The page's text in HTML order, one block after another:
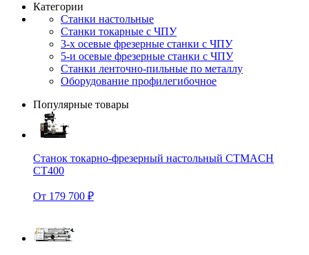
Категории
Станки настольные
Станки токарные с ЧПУ
3-х осевые фрезерные станки с ЧПУ
5-и осевые фрезерные станки с ЧПУ
Станки ленточно-пильные по металлу
Оборудование профилегибочное
Популярные товары
Станок токарно-фрезерный настольный CTMACH
CT400
От 179 700 ₽